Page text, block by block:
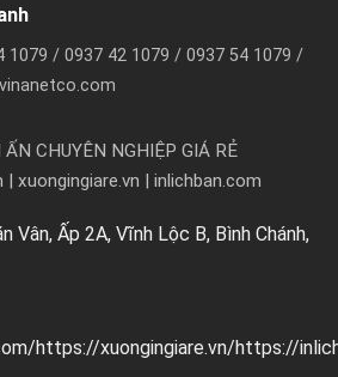
1079 / 0937 42 1079 / 0937 54 1079 /
CHUYÊN NGHIỆP GIÁ RẺ
xuongingiare.vn | inlichban.com
Vân, Ấp 2A, Vĩnh Lộc B, Bình Chánh,
https://xuongingiare.vn/https://